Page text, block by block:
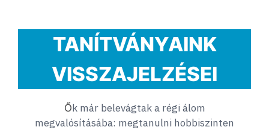
TANÍTVÁNYAINK
VISSZAJELZÉSEI
Ők már belevágtak a régi álom
megvalósításába: megtanulni hobbiszinten